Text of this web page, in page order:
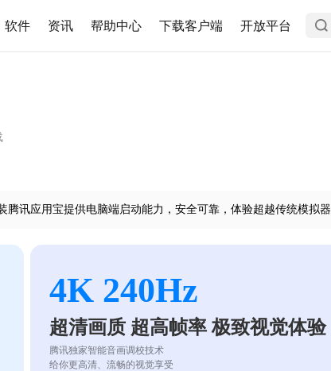
软件 资讯 帮助中心 下载客户端 开放平台
腾讯应用宝提供电脑端启动能力，安全可靠，体验超越传统模拟器
4K 240Hz
超清画质 超高帧率 极致视觉体验
腾讯独家智能音画调校技术
给你更高清、流畅的视觉享受